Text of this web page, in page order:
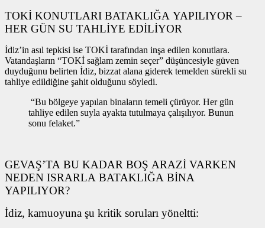
TOKİ KONUTLARI BATAKLIĞA YAPILIYOR –
HER GÜN SU TAHLİYE EDİLİYOR
İdiz’in asıl tepkisi ise TOKİ tarafından inşa edilen konutlara.
Vatandaşların “TOKİ sağlam zemin seçer” düşüncesiyle güven
duyduğunu belirten İdiz, bizzat alana giderek temelden sürekli su
tahliye edildiğine şahit olduğunu söyledi.
“Bu bölgeye yapılan binaların temeli çürüyor. Her gün
tahliye edilen suyla ayakta tutulmaya çalışılıyor. Bunun
sonu felaket.”
GEVAŞ’TA BU KADAR BOŞ ARAZİ VARKEN
NEDEN ISRARLA BATAKLIĞA BİNA
YAPILIYOR?
İdiz, kamuoyuna şu kritik soruları yöneltti: